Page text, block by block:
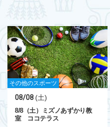
その他のスポーツ
08/08 (土)
8/8（土）ミズノあずかり教
室 ココテラス